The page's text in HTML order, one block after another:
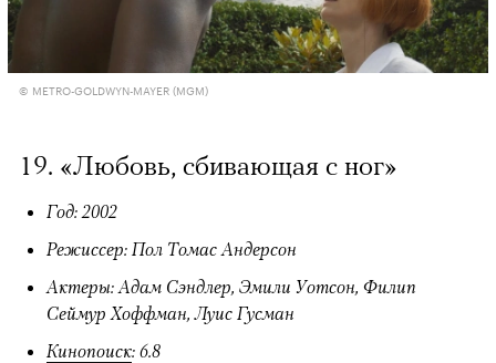
© METRO-GOLDWYN-MAYER (MGM)
19. «Любовь, сбивающая с ног»
Год: 2002
Режиссер: Пол Томас Андерсон
Актеры: Адам Сэндлер, Эмили Уотсон, Филип
Сеймур Хоффман, Луис Гусман
Кинопоиск: 6.8